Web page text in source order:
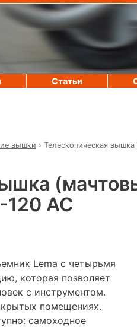
вышки › Телескопическая
120 AC
Lema с четырьмя
которая позволяет
с инструментом.
помещениях.
самоходное
Статьи